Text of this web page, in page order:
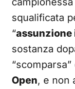
squalificata
“
sostanza
Open, e non